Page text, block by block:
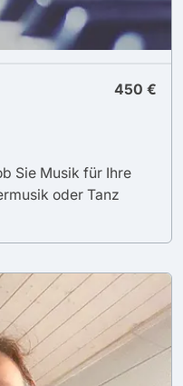
450 €
Sie Musik für Ihre
oder Tanz